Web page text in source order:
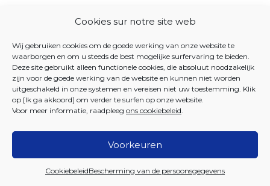
Cookies sur notre site web
Wij gebruiken cookies om de goede werking van onze website te
waarborgen en om u steeds de best mogelijke surfervaring te bieden.
Deze site gebruikt alleen functionele cookies, die absoluut noodzakelijk
zijn voor de goede werking van de website en kunnen niet worden
uitgeschakeld in onze systemen en vereisen niet uw toestemming. Klik
op [Ik ga akkoord] om verder te surfen op onze website.
Voor meer informatie, raadpleeg ons cookiebeleid.
Voorkeuren
CookiebeleidBescherming van de persoonsgegevens
2026 Iriscare